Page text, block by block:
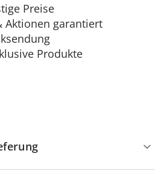
Preise
Aktionen garantiert
Produkte